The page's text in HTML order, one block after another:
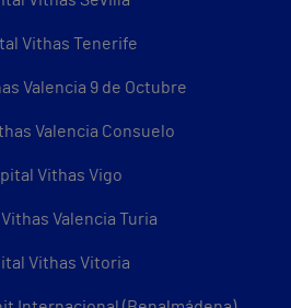
Vithas Tenerife
Valencia 9 de Octubre
Valencia Consuelo
Vithas Vigo
Valencia Turia
Vithas Vitoria